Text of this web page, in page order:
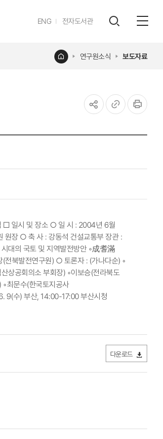
ENG영문전자도서관
레이어
홈 연구원소식 보도자료
□ 일시 및 장소 ○ 일 시 : 2004년 6월
장 ○ 축 사 : 강동석 건설교통부 장관 :
대의 국토 및 지역발전방안 ◦成耆滿
전북발전연구원) ○ 토론자 : (가나다순) ◦
상공회의소 부회장) ◦이보승(전라북도
◦최문수(한국토지공사
9(수) 부산, 14:00-17:00 부산시청
다운로드